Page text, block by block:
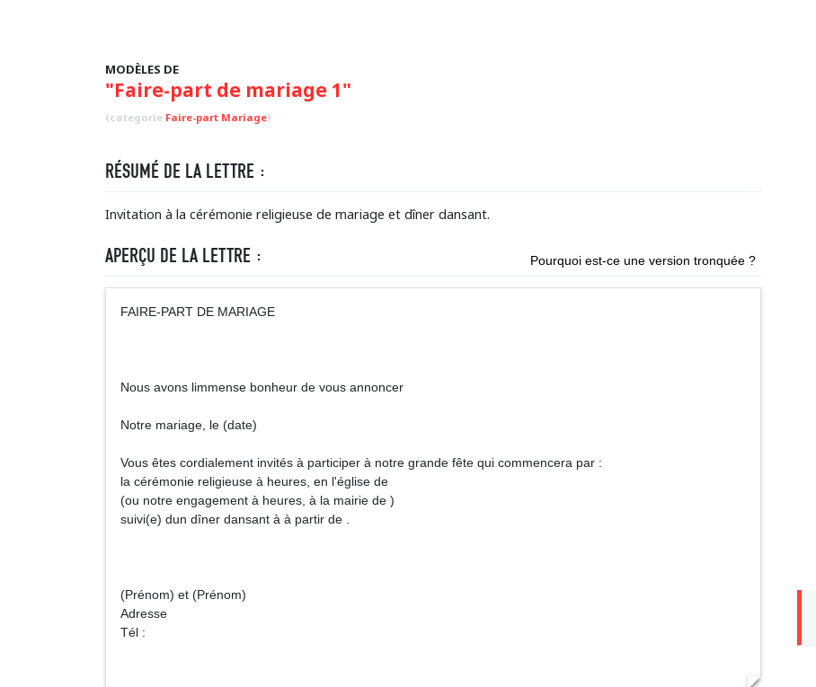
MODÈLES DE
"Faire-part de mariage 1"
(categorie Faire-part Mariage)
RÉSUMÉ DE LA LETTRE :
Invitation à la cérémonie religieuse de mariage et dîner dansant.
APERÇU DE LA LETTRE : Pourquoi est-ce une version tronquée ?
FAIRE-PART DE MARIAGE
Nous avons limmense bonheur de vous annoncer
Notre mariage, le (date)
Vous êtes cordialement invités à participer à notre grande fête qui commencera par :
la cérémonie religieuse à heures, en l'église de
(ou notre engagement à heures, à la mairie de )
suivi(e) dun dîner dansant à à partir de .
(Prénom) et (Prénom)
Adresse
Tél :